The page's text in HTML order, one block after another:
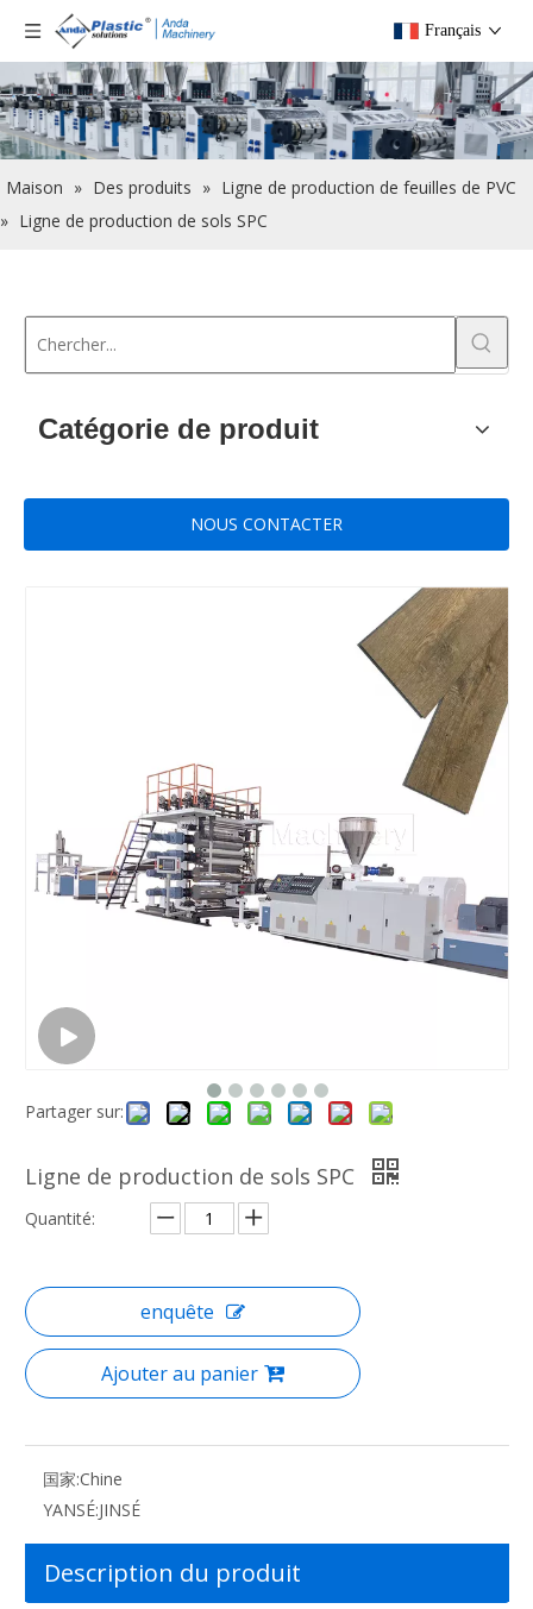
Français
Maison » Des produits » Ligne de production de feuilles de PVC
» Ligne de production de sols SPC
Catégorie de produit
NOUS CONTACTER
Partager sur:
Ligne de production de sols SPC
Quantité:
enquête
Ajouter au panier
国家:Chine
YANSÉ:JINSÉ
Description du produit